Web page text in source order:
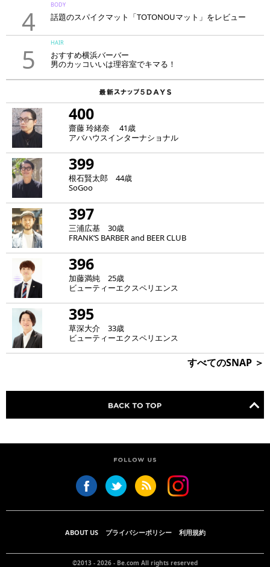
4
BODY
話題のスパイクマット「TOTONOUマット」をレビュー
5
HAIR
おすすめ横浜バーバー
男のカッコいいは理容室でキマる！
400
齋藤 玲緒奈 41歳
アバハウスインターナショナル
399
根石賢太郎 44歳
SoGoo
397
三浦広基 30歳
FRANK‘S BARBER and BEER CLUB
396
加藤満純 25歳
ビューティーエクスペリエンス
395
草深大介 33歳
ビューティーエクスペリエンス
すべてのSNAP ＞
ABOUT US プライバシーポリシー 利用規約
©2013 - 2026 - Be.com All rights reserved